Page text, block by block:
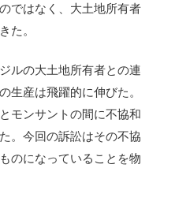
ではなく、大土地所有者
た。
ルの大土地所有者との連
生産は飛躍的に伸びた。
モンサントの間に不協和
。今回の訴訟はその不協
のになっていることを物